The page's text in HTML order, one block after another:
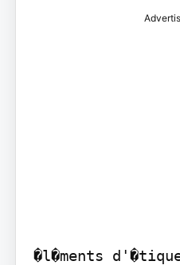
�l�ments